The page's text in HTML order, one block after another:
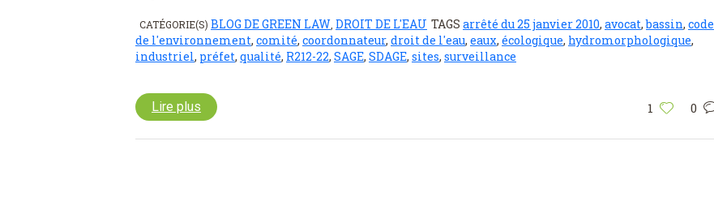
CATÉGORIE(S) BLOG DE GREEN LAW DROIT DE L'EAU TAGS arrêté du 25 janvier 2010, avocat,bassin, code
de l'environnement, comité, coordonnateur, droit de l'eau, eaux, écologique, hydromorphologique,
industriel, préfet, qualité, R212-22, SAGE, SDAGE, sites, surveillance
1 0
Lire plus